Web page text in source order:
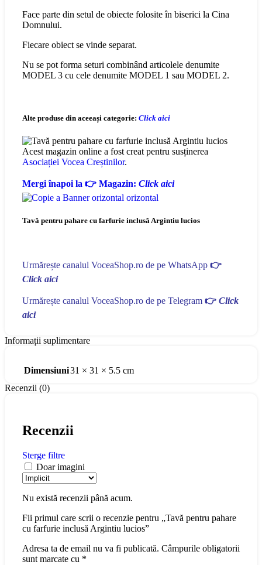
Face parte din setul de obiecte folosite în biserici la Cina
Domnului.
Fiecare obiect se vinde separat.
Nu se pot forma seturi combinând articolele denumite
MODEL 3 cu cele denumite MODEL 1 sau MODEL 2.
Alte produse din aceeași categorie: Click aici
Acest magazin online a fost creat pentru susținerea
Asociației Vocea Creștinilor.
Mergi înapoi la 👉 Magazin: Click aici
Tavă pentru pahare cu farfurie inclusă Argintiu lucios
Urmărește canalul VoceaShop.ro de pe WhatsApp 👉
Click aici
Urmărește canalul VoceaShop.ro de pe Telegram 👉 Click
aici
Informații suplimentare
Dimensiuni31 × 31 × 5.5 cm
Recenzii (0)
Recenzii
Sterge filtre
Doar imagini
Nu există recenzii până acum.
Fii primul care scrii o recenzie pentru „Tavă pentru pahare
cu farfurie inclusă Argintiu lucios”
Adresa ta de email nu va fi publicată. Câmpurile obligatorii
sunt marcate cu *